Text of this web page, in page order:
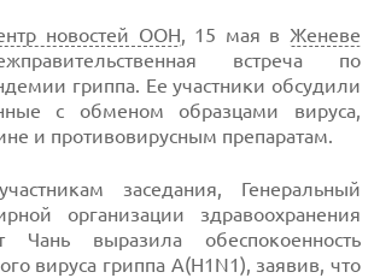
новостей ООН, 15 мая в Женеве
встреча по
гриппа. Ее участники обсудили
с обменом образцами вируса,
и противовирусным препаратам.
заседания, Генеральный
организации здравоохранения
Чань выразила обеспокоенность
вируса гриппа А(H1N1), заявив, что